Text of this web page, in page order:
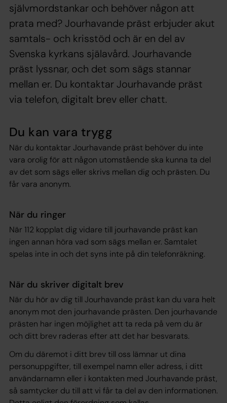
självmordstankar och behöver någon att
prata med? Jourhavande präst erbjuder akut
samtals- och krisstöd och är en del av
Svenska kyrkans själavård. Jourhavande
präst lyssnar, och det som sägs stannar
mellan er. Du kontaktar Jourhavande präst
via telefon, digitalt brev eller chatt.
Du kan vara trygg
När du kontaktar Jourhavande präst behöver du inte
vara orolig för att någon utomstående ska kunna ta del
av det som sägs eller skrivs mellan dig och prästen. Du
får vara anonym.
När du ringer
När 112 kopplat dig vidare till jourhavande präst kan
ingen annan höra vad som sägs mellan er. Samtalet
spelas inte in och det syns inte på din telefonräkning.
När du skriver digitalt brev
När du hör av dig till Jourhavande präst kan du vara helt
anonym mot den jourhavande prästen. Den jourhavande
prästen har ingen möjlighet att ta reda på vem du är
och ditt brev raderas efter att det har besvarats.
Om du däremot i ditt brev till oss lämnar ut dina
personuppgifter, till exempel namn eller adress, i ditt
användarnamn eller i kontakten med Jourhavande präst,
så samtycker du till att vi får ta del av den informationen.